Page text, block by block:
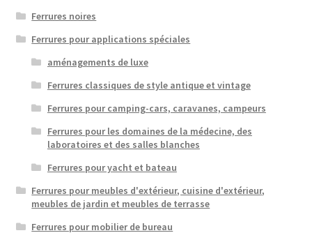
Ferrures noires
Ferrures pour applications spéciales
aménagements de luxe
Ferrures classiques de style antique et vintage
Ferrures pour camping-cars, caravanes, campeurs
Ferrures pour les domaines de la médecine, des
laboratoires et des salles blanches
Ferrures pour yacht et bateau
Ferrures pour meubles d'extérieur, cuisine d'extérieur,
meubles de jardin et meubles de terrasse
Ferrures pour mobilier de bureau